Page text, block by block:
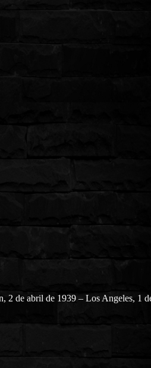
2 de abril de 1939 – Los Angeles, 1